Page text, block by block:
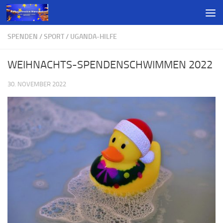
SPENDEN /SPORT/ UGANDA-HILFE
WEIHNACHTS-SPENDENSCHWIMMEN 2022
30. NOVEMBER 2022